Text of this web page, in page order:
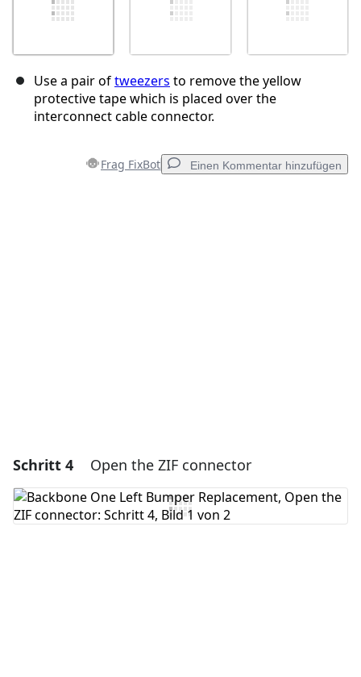
Use a pair oftweezers to remove the yellow
protective tape which is placed over the
interconnect cable connector.
Frag FixBot Einen Kommentar hinzufügen
Schritt 4 Open the ZIF connector